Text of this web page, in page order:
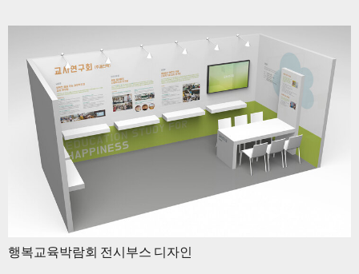
행복교육박람회 전시부스 디자인